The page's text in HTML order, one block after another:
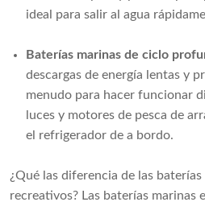
ideal para salir al agua
Baterías marinas de ciclo
descargas de energía lentas y
menudo para hacer funcionar
luces y motores de pesca de
el refrigerador de a bordo.
¿Qué las diferencia de las
recreativos? Las baterías marinas